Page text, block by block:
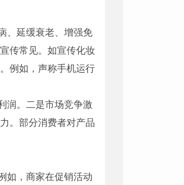
、延缓衰老、增强免
传常见。如宣传化妆
例如，声称手机运行
润。二是市场竞争激
。部分消费者对产品
如，商家在促销活动